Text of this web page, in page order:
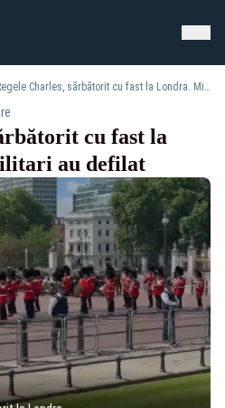
Regele Charles, sărbătorit cu fast la Londra. Mii de militari au defilat
cu fast la
au defilat